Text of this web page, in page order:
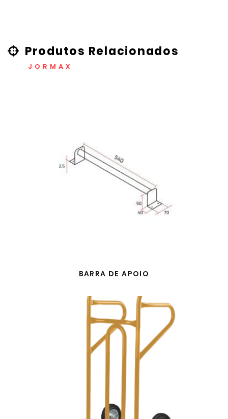
Produtos Relacionados
JORMAX
BARRA DE APOIO